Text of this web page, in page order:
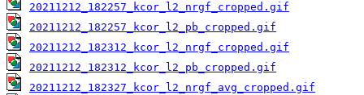
20211212_182257_kcor_l2_nrgf_cropped.gif
20211212_182257_kcor_l2_pb_cropped.gif
20211212_182312_kcor_l2_nrgf_cropped.gif
20211212_182312_kcor_l2_pb_cropped.gif
20211212_182327_kcor_l2_nrgf_avg_cropped.gif